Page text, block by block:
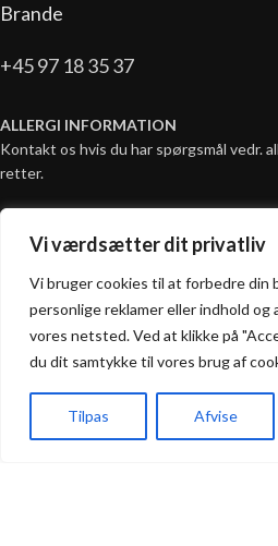
Vi værdsætter dit privatliv
Vi bruger cookies til at forbedre din
personlige reklamer eller indhold og
vores netsted. Ved at klikke på
du dit samtykke til vores brug af
Tilpas Afvise
Brande
+45 97 18 35 37
ALLERGI INFORMATION
Kontakt os hvis du har spørgsmål vedr.
retter.
Åbningstider
Mandag - Fredag:
16:00 - 21:00
Lørdag - Søndag:
12:00 - 21:00